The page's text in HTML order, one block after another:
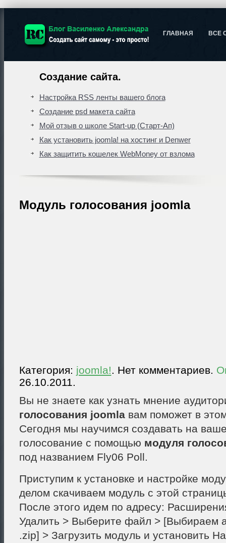
ВСЕ
ГЛАВНАЯ
Создание сайта.
Настройка RSS ленты вашего блога
Создание psd макета сайта
Мой отзыв о школе Start-up (Старт-Ап)
Как установить joomla! на хостинг и Denwer
Как защитить кошелек WebMoney от взлома
Модуль голосования joomla
Категория: joomla!. Нет комментариев.
26.10.2011.
Вы не знаете как узнать мнение
голосования joomlaвам поможет в
Сегодня мы научимся создавать на
голосование с помощью модуля
под названием Fly06 Poll.
Приступим к установке и настройке
делом скачиваем модуль с этой
После этого идем по адресу:
Удалить > Выберите файл > [Выбираем
.zip] > Загрузить модуль и установить